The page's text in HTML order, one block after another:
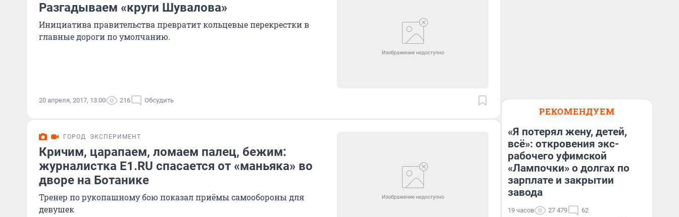
Разгадываем «круги Шувалова»
Инициатива правительства превратит кольцевые перекрестки в
главные дороги по умолчанию.
20 апреля, 2017, 13:00 216 Обсудить
ГОРОД ЭКСПЕРИМЕНТ
Кричим, царапаем, ломаем палец, бежим:
журналистка E1.RU спасается от «маньяка» во
дворе на Ботанике
Тренер по рукопашному бою показал приёмы самообороны для
девушек
РЕКОМЕНДУЕМ
«Я потерял жену, детей,
всё»: откровения экс-
рабочего уфимской
«Лампочки» о долгах по
зарплате и закрытии
завода
19 часов 27 479 62